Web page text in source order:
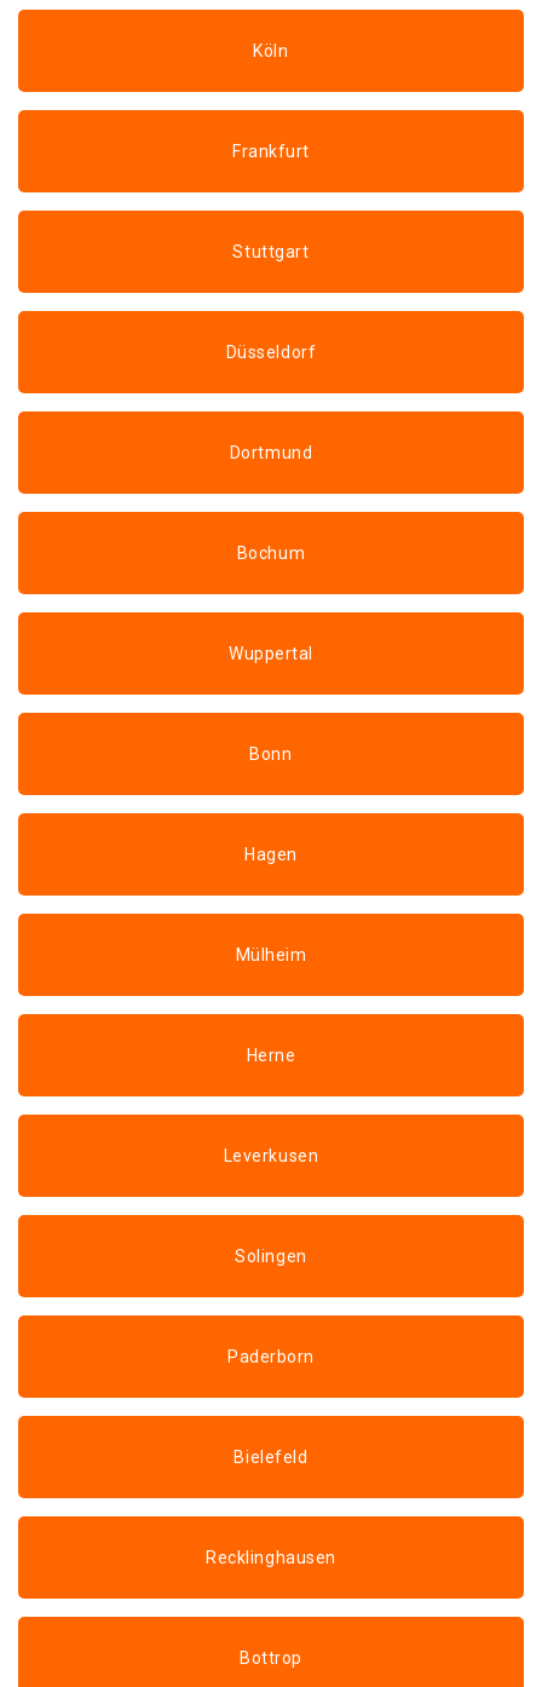
Köln
Frankfurt
Stuttgart
Düsseldorf
Dortmund
Bochum
Wuppertal
Bonn
Hagen
Mülheim
Herne
Leverkusen
Solingen
Paderborn
Bielefeld
Recklinghausen
Bottrop